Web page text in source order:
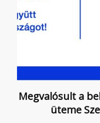
Megvalósult a
üteme